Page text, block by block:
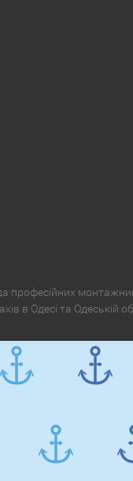
професійних
в Одесі та Одеській